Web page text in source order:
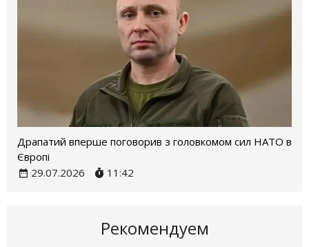
Драпатий вперше поговорив з головкомом сил НАТО в
Європі
29.07.2026
11:42
Рекомендуем